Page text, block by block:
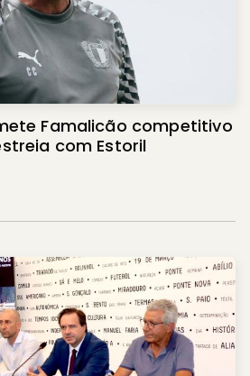
Famalicão competitivo
com Estoril